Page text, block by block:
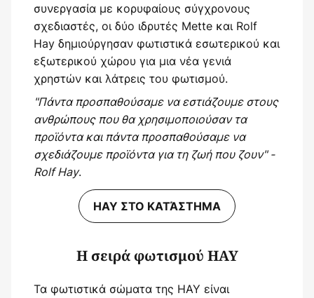
συνεργασία με κορυφαίους σύγχρονους
σχεδιαστές, οι δύο ιδρυτές Mette και Rolf
Hay δημιούργησαν φωτιστικά εσωτερικού και
εξωτερικού χώρου για μια νέα γενιά
χρηστών και λάτρεις του φωτισμού.
"Πάντα προσπαθούσαμε να εστιάζουμε στους
ανθρώπους που θα χρησιμοποιούσαν τα
προϊόντα και πάντα προσπαθούσαμε να
σχεδιάζουμε προϊόντα για τη ζωή που ζουν" -
Rolf Hay.
HAY ΣΤΟ ΚΑΤΆΣΤΗΜΑ
Η σειρά φωτισμού HAY
Τα φωτιστικά σώματα της HAY είναι